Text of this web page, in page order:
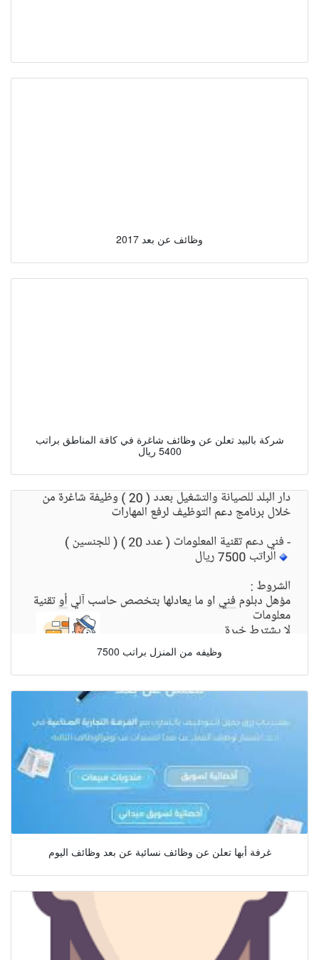
وظائف عن بعد 2017
شركة بالبيد تعلن عن وظائف شاغرة في كافة المناطق براتب
5400 ريال
وظيفه من المنزل براتب 7500
غرفة أبها تعلن عن وظائف نسائية عن بعد وظائف اليوم